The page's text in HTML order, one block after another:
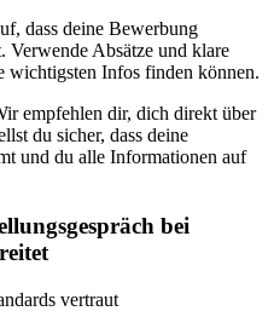
dass deine Bewerbung
Verwende Absätze und klare
wichtigsten Infos finden können.
empfehlen dir, dich direkt über
du sicher, dass deine
und du alle Informationen auf
bei
vertraut